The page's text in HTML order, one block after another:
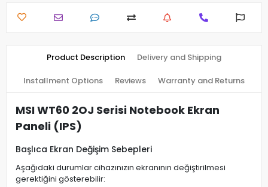
Product Description Delivery and Shipping
Installment Options Reviews Warranty and Returns
MSI WT60 2OJ Serisi Notebook Ekran
Paneli (IPS)
Başlıca Ekran Değişim Sebepleri
Aşağıdaki durumlar cihazınızın ekranının değiştirilmesi
gerektiğini gösterebilir: